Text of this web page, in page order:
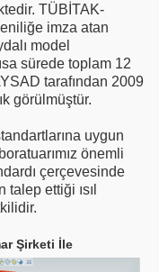
TÜBİTAK-
imza atan
model
sürede toplam 12
tarafından 2009
görülmüştür.
uygun
önemli
çerçevesinde
talep ettiği ısıl
Şirketi İle